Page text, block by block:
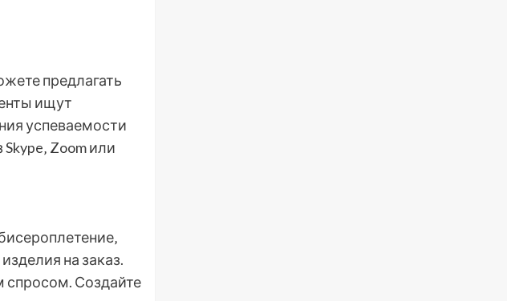
предлагать
ищут
успеваемости
Zoom или
на заказ.
Создайте